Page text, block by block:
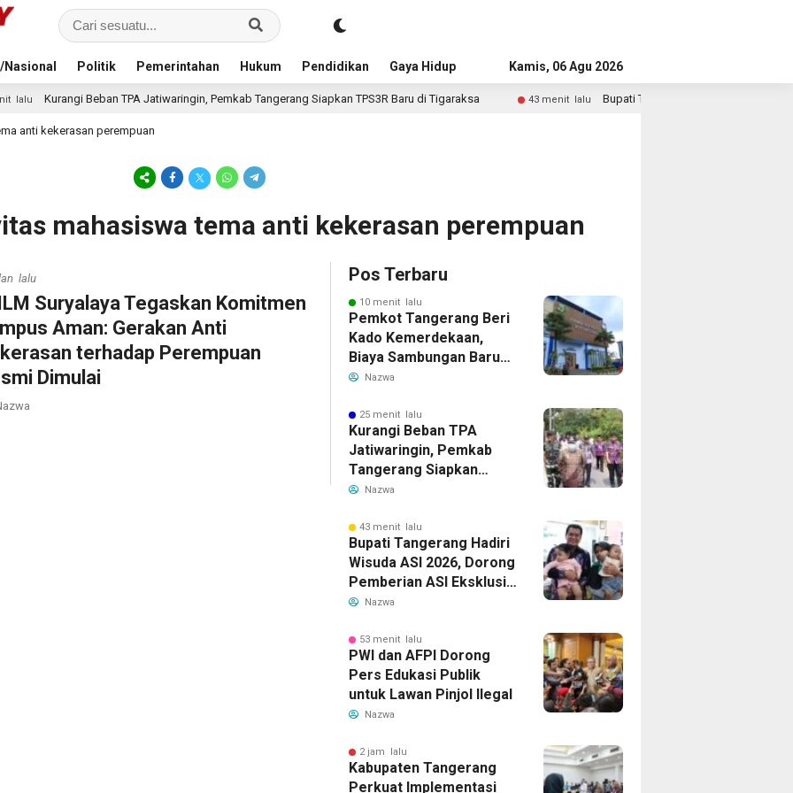
Politik Pemerintahan Hukum Pendidikan Gaya Hidup AdvertorialKamis, 06 Agu 2026
TPA Jatiwaringin, Pemkab Tangerang Siapkan TPS3R Baru di Tigaraksa 43 menit lalu Bupati Tangerang Hadiri Wisuda ASI 2026, Dorong
anti kekerasan perempuan
mahasiswa tema anti kekerasan perempuan
lalu
Suryalaya Tegaskan Komitmen
Aman: Gerakan Anti
terhadap Perempuan
Dimulai
Pos Terbaru
10 menit lalu
Pemkot Tangerang Beri
Kado Kemerdekaan,
Biaya Sambungan Baru
Air Bersih Dipangkas
Nazwa
25 menit lalu
Kurangi Beban TPA
Jatiwaringin, Pemkab
Tangerang Siapkan
TPS3R Baru di Tigaraksa
Nazwa
43 menit lalu
Bupati Tangerang Hadiri
Wisuda ASI 2026, Dorong
Pemberian ASI Eksklusif
untuk Wujudkan
Nazwa
53 menit lalu
PWI dan AFPI Dorong
Pers Edukasi Publik
untuk Lawan Pinjol Ilegal
Nazwa
2 jam lalu
Kabupaten Tangerang
Perkuat Implementasi